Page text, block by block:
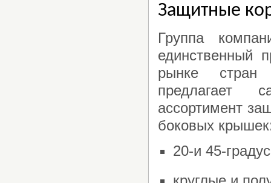
Защитные
Группа
единственный
рынке
предлагает
ассортимент
боковых
20-и 45-